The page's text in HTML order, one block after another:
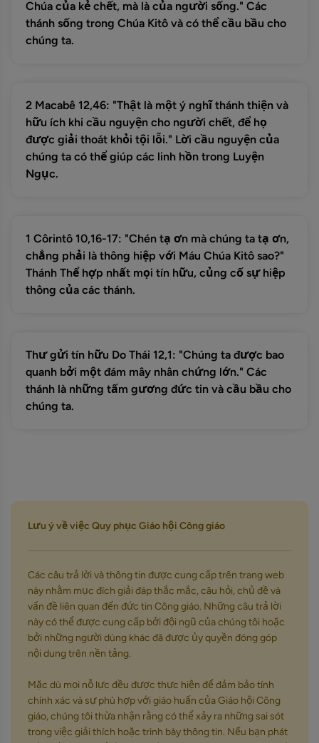
Chúa của kẻ chết, mà là của người sống." Các
thánh sống trong Chúa Kitô và có thể cầu bầu cho
chúng ta.
2 Macabê 12,46: "Thật là một ý nghĩ thánh thiện và
hữu ích khi cầu nguyện cho người chết, để họ
được giải thoát khỏi tội lỗi." Lời cầu nguyện của
chúng ta có thể giúp các linh hồn trong Luyện
Ngục.
1 Côrintô 10,16-17: "Chén tạ ơn mà chúng ta tạ ơn,
chẳng phải là thông hiệp với Máu Chúa Kitô sao?"
Thánh Thể hợp nhất mọi tín hữu, củng cố sự hiệp
thông của các thánh.
Thư gửi tín hữu Do Thái 12,1: "Chúng ta được bao
quanh bởi một đám mây nhân chứng lớn." Các
thánh là những tấm gương đức tin và cầu bầu cho
chúng ta.
Lưu ý về việc Quy phục Giáo hội Công giáo
Các câu trả lời và thông tin được cung cấp trên trang web
này nhằm mục đích giải đáp thắc mắc, câu hỏi, chủ đề và
vấn đề liên quan đến đức tin Công giáo. Những câu trả lời
này có thể được cung cấp bởi đội ngũ của chúng tôi hoặc
bởi những người dùng khác đã được ủy quyền đóng góp
nội dung trên nền tảng.
Mặc dù mọi nỗ lực đều được thực hiện để đảm bảo tính
chính xác và sự phù hợp với giáo huấn của Giáo hội Công
giáo, chúng tôi thừa nhận rằng có thể xảy ra những sai sót
trong việc giải thích hoặc trình bày thông tin. Nếu bạn phát